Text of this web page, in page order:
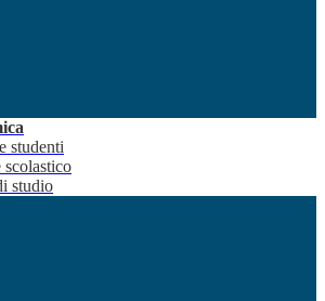
studenti
scolastico
studio